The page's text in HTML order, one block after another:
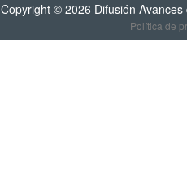
Copyright © 2026 Difusión
Política de